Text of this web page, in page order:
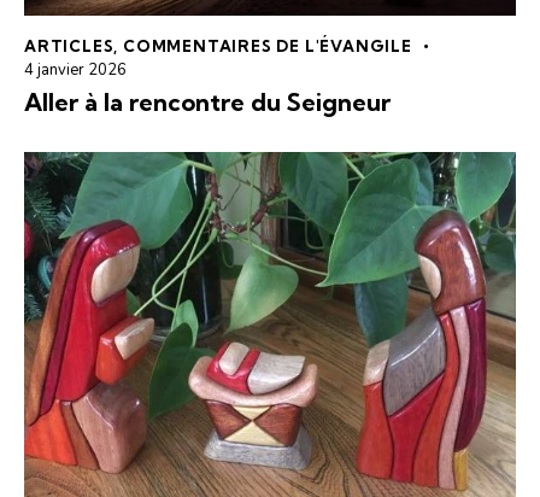
ARTICLES COMMENTAIRES DE L'ÉVANGILE
4 janvier 2026
Aller à la rencontre du Seigneur